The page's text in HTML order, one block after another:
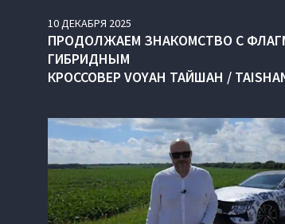
10ДЕКАБРЯ 2025
ПРОДОЛЖАЕМ ЗНАКОМСТВО С
ГИБРИДНЫМ
КРОССОВЕР VOYAH ТАЙШАН /